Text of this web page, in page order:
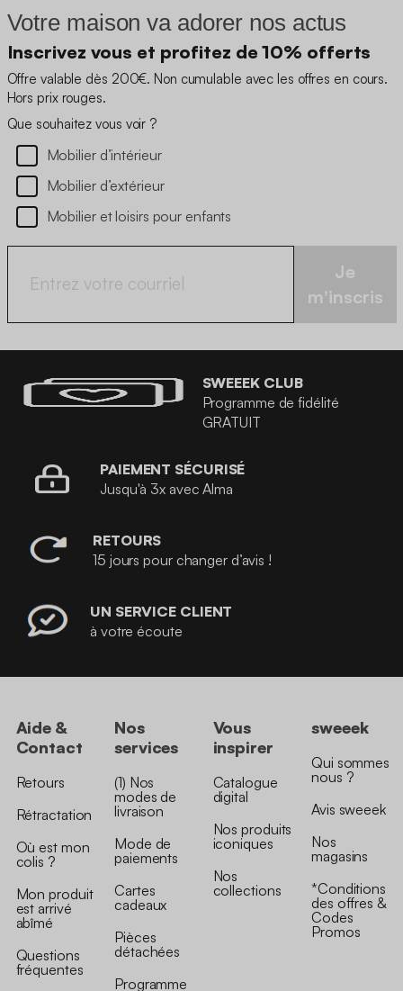
Votre maison va adorer nos actus
Inscrivez vous et profitez de 10% offerts
Offre valable dès 200€. Non cumulable avec les offres en cours.
Hors prix rouges.
Que souhaitez vous voir ?
Mobilier d’intérieur
Mobilier d’extérieur
Mobilier et loisirs pour enfants
Je
m'inscris
SWEEEK CLUB
Programme de fidélité
GRATUIT
PAIEMENT SÉCURISÉ
Jusqu'à 3x avec Alma
RETOURS
15 jours pour changer d’avis !
UN SERVICE CLIENT
à votre écoute
Aide &
Contact
Retours
Rétractation
Où est mon
colis ?
Mon produit
est arrivé
abîmé
Questions
fréquentes
Nos
services
(1) Nos
modes de
livraison
Mode de
paiements
Cartes
cadeaux
Pièces
détachées
Programme
Vous
inspirer
Catalogue
digital
Nos produits
iconiques
Nos
collections
sweeek
Qui sommes
nous ?
Avis sweeek
Nos
magasins
*Conditions
des offres &
Codes
Promos